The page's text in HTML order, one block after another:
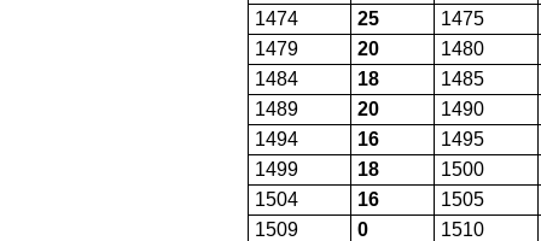
1474
25
1475
1479
20
1480
1484
18
1485
1489
20
1490
1494
16
1495
1499
18
1500
1504
16
1505
1509
0 1510